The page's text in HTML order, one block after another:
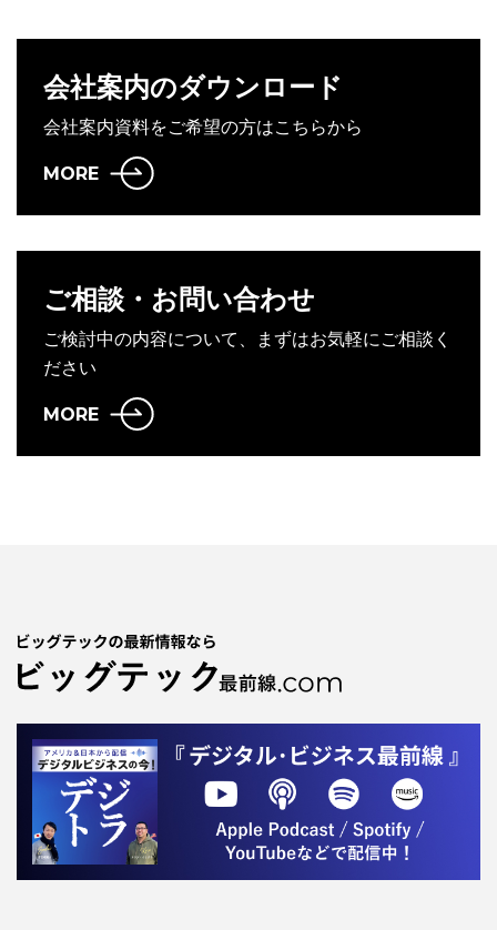
会社案内のダウンロード
会社案内資料をご希望の方はこちらから
MORE
ご相談・お問い合わせ
ご検討中の内容について、まずはお気軽にご相談く
ださい
MORE